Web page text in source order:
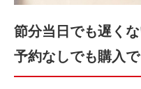
節分当日でも遅く
予約なしでも購入で